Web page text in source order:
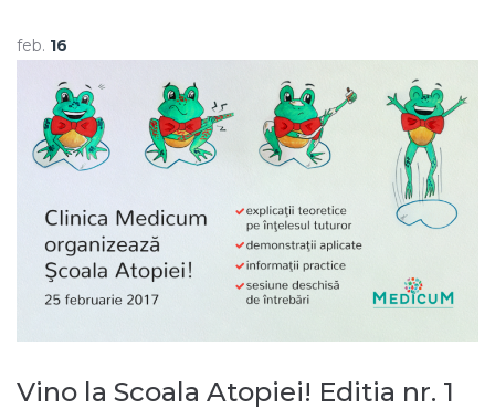
feb. 16
Vino la Scoala Atopiei! Editia nr. 1